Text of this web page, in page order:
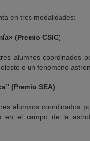
en tres modalidades:
(Premio CSIC)
alumnos coordinados
o un fenómeno
(Premio SEA)
alumnos coordinados
en el campo de la